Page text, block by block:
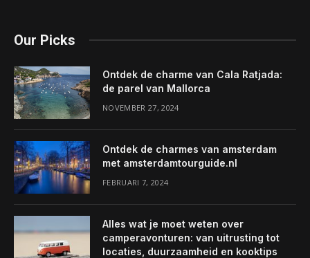
Our Picks
Ontdek de charme van Cala Ratjada:
de parel van Mallorca
NOVEMBER 27, 2024
Ontdek de charmes van amsterdam
met amsterdamtourguide.nl
FEBRUARI 7, 2024
Alles wat je moet weten over
camperavonturen: van uitrusting tot
locaties, duurzaamheid en kooktips